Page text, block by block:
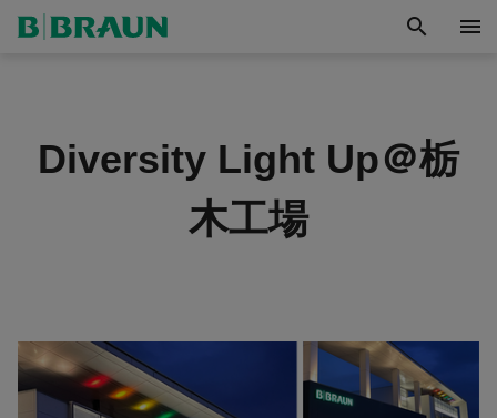
search menu
Diversity Light Up＠栃
木工場